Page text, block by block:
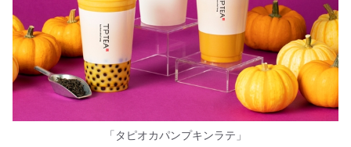
「タピオカパンプキンラテ」